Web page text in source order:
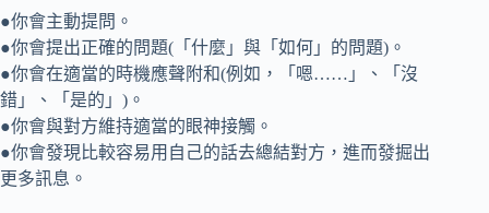
●你會主動提問。
●你會提出正確的問題(「什麼」與「如何」的問題)。
●你會在適當的時機應聲附和(例如，「嗯……」、「沒
錯」、「是的」)。
●你會與對方維持適當的眼神接觸。
●你會發現比較容易用自己的話去總結對方，進而發掘出
更多訊息。